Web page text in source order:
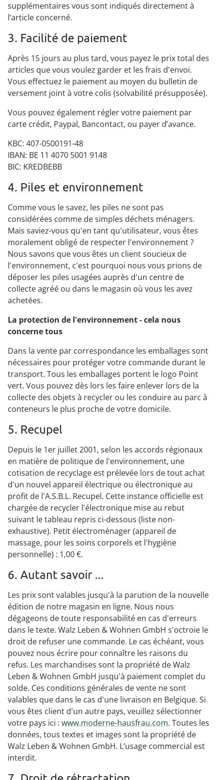
supplémentaires vous sont indiqués directement à
l’article concerné.
3. Facilité de paiement
Après 15 jours au plus tard, vous payez le prix total des
articles que vous voulez garder et les frais d'envoi.
Vous effectuez le paiement au moyen du bulletin de
versement joint à votre colis (solvabilité présupposée).
Vous pouvez également régler votre paiement par
carte crédit, Paypal, Bancontact, ou payer d’avance.
KBC: 407-0500191-48
IBAN: BE 11 4070 5001 9148
BIC: KREDBEBB
4. Piles et environnement
Comme vous le savez, les piles ne sont pas
considérées comme de simples déchets ménagers.
Mais saviez-vous qu'en tant qu'utilisateur, vous êtes
moralement obligé de respecter l'environnement ?
Nous savons que vous êtes un client soucieux de
l'environnement, c'est pourquoi nous vous prions de
déposer les piles usagées auprès d'un centre de
collecte agréé ou dans le magasin où vous les avez
achetées.
La protection de l'environnement - cela nous
concerne tous
Dans la vente par correspondance les emballages sont
nécessaires pour protéger votre commande durant le
transport. Tous les emballages portent le logo Point
vert. Vous pouvez dès lors les faire enlever lors de la
collecte des objets à recycler ou les conduire au parc à
conteneurs le plus proche de votre domicile.
5. Recupel
Depuis le 1er juillet 2001, selon les accords régionaux
en matière de politique de l'environnement, une
cotisation de recyclage est prélevée lors de tout achat
d'un nouvel appareil électrique ou électronique au
profit de l'A.S.B.L. Recupel. Cette instance officielle est
chargée de recycler l'électronique mise au rebut
suivant le tableau repris ci-dessous (liste non-
exhaustive). Petit électroménager (appareil de
massage, pour les soins corporels et l'hygiène
personnelle) : 1,00 €.
6. Autant savoir ...
Les prix sont valables jusqu'à la parution de la nouvelle
édition de notre magasin en ligne. Nous nous
dégageons de toute responsabilité en cas d'erreurs
dans le texte. Walz Leben & Wohnen GmbH s'octroie le
droit de refuser une commande. Le cas échéant, vous
pouvez nous écrire pour connaître les raisons du
refus. Les marchandises sont la propriété de Walz
Leben & Wohnen GmbH jusqu'à paiement complet du
solde. Ces conditions générales de vente ne sont
valables que dans le cas d'une livraison en Belgique. Si
vous êtes client d'un autre pays, veuillez sélectionner
votre pays ici : www.moderne-hausfrau.com. Toutes les
données, tous textes et images sont la propriété de
Walz Leben & Wohnen GmbH. L’usage commercial est
interdit.